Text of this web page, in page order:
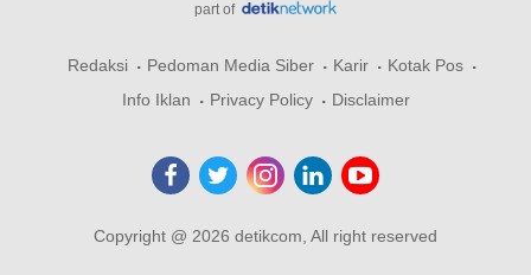
part of
Redaksi Pedoman Media Siber Karir
Kotak Pos
Info Iklan
Privacy Policy Disclaimer
Copyright @ 2026 detikcom, All right reserved